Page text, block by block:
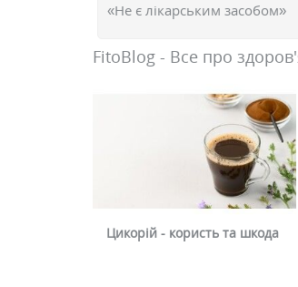
«Не є лікарським засобом»
FitoBlog - Все про
Цикорій - користь та шкода